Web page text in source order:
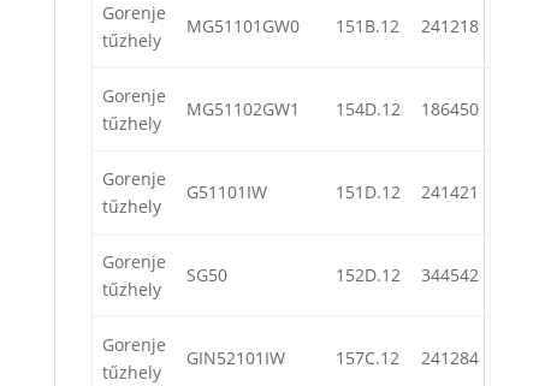
Gorenje
tűzhely
MG51101GW0 151B.12 241218
Gorenje
tűzhely
MG51102GW1 154D.12 186450
Gorenje
tűzhely
G51101IW 151D.12 241421
Gorenje
tűzhely
SG50 152D.12 344542
Gorenje
tűzhely
GIN52101IW 157C.12 241284